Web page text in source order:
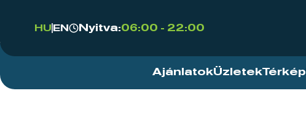
HU EN Nyitva:06:00 - 22:00
AjánlatokÜzletekTérkép